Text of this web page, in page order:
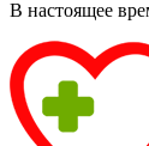
В настоящее